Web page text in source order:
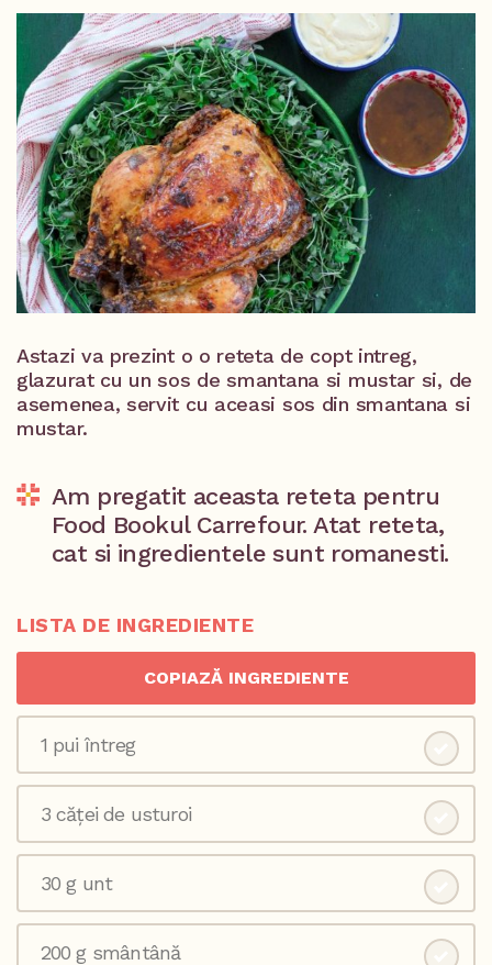
Astazi va prezint o o reteta de copt intreg,
glazurat cu un sos de smantana si mustar si, de
asemenea, servit cu aceasi sos din smantana si
mustar.
Am pregatit aceasta reteta pentru
Food Bookul Carrefour. Atat reteta,
cat si ingredientele sunt romanesti.
LISTA DE INGREDIENTE
COPIAZĂ INGREDIENTE
1 pui întreg
3 căței de usturoi
30 g unt
200 g smântână